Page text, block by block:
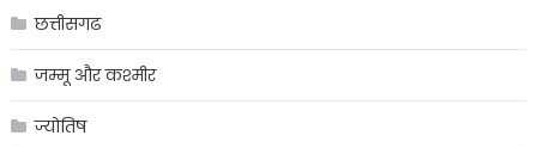
छत्तीसगढ
जम्मू और कश्मीर
ज्योतिष